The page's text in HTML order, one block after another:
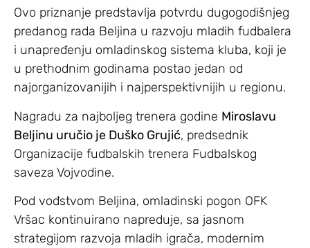
Ovo priznanje predstavlja potvrdu dugogodišnjeg
predanog rada Beljina u razvoju mladih fudbalera
i unapređenju omladinskog sistema kluba, koji je
u prethodnim godinama postao jedan od
najorganizovanijih i najperspektivnijih u regionu.
Nagradu za najboljeg trenera godine Miroslavu
Beljinu uručio je Duško Grujić, predsednik
Organizacije fudbalskih trenera Fudbalskog
saveza Vojvodine.
Pod vođstvom Beljina, omladinski pogon OFK
Vršac kontinuirano napreduje, sa jasnom
strategijom razvoja mladih igrača, modernim